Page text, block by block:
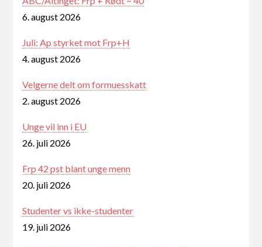
6. august 2026
Juli: Ap styrket mot Frp+H
4. august 2026
Velgerne delt om formuesskatt
2. august 2026
Unge vil inn i EU
26. juli 2026
Frp 42 pst blant unge menn
20. juli 2026
Studenter vs ikke-studenter
19. juli 2026